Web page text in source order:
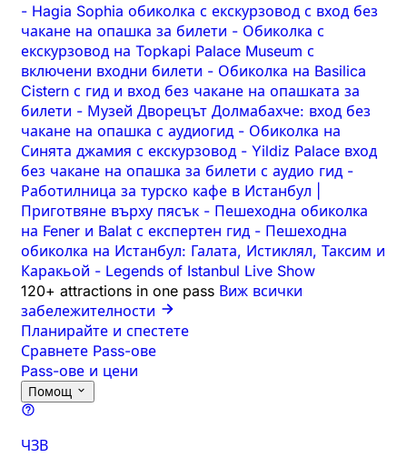
- Hagia Sophia обиколка с екскурзовод с вход без
чакане на опашка за билети - Обиколка с
екскурзовод на Topkapi Palace Museum с
включени входни билети - Обиколка на Basilica
Cistern с гид и вход без чакане на опашката за
билети - Музей Дворецът Долмабахче: вход без
чакане на опашка с аудиогид - Обиколка на
Синята джамия с екскурзовод - Yildiz Palace вход
без чакане на опашка за билети с аудио гид -
Работилница за турско кафе в Истанбул |
Приготвяне върху пясък - Пешеходна обиколка
на Fener и Balat с експертен гид - Пешеходна
обиколка на Истанбул: Галата, Истиклял, Таксим и
Каракьой - Legends of Istanbul Live Show
120+ attractions in one pass Виж всички
забележителности
Планирайте и спестете
Сравнете Pass-ове
Pass-ове и цени
Помощ
ЧЗВ